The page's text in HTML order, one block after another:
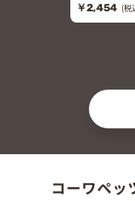
￥2,454 (税
コーワペッ